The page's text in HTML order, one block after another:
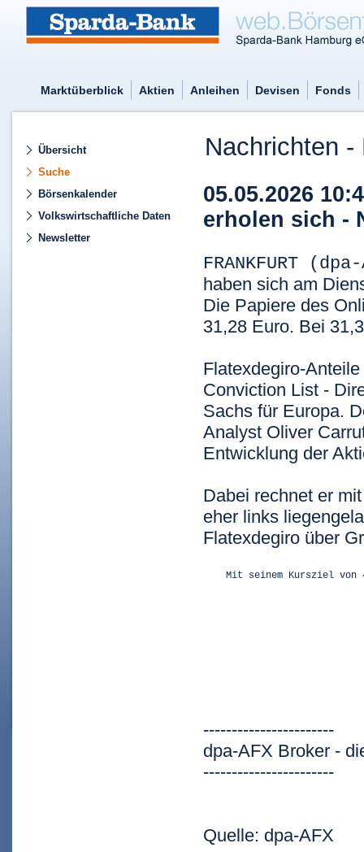
Marktüberblick Aktien Anleihen Devisen Fonds
Übersicht
Suche
Börsenkalender
Volkswirtschaftliche Daten
Newsletter
Nachrichten
05.05.2026
erholen sich -
FRANKFURT
haben sich am
Die Papiere des
31,28 Euro. Bei
Flatexdegiro-
Conviction List -
Sachs für Europa.
Analyst Oliver
Entwicklung der
Dabei rechnet er
eher links
Flatexdegiro über
Mit seinem Kursziel von
-----------------------
dpa-AFX Broker -
-----------------------
Quelle: dpa-AFX